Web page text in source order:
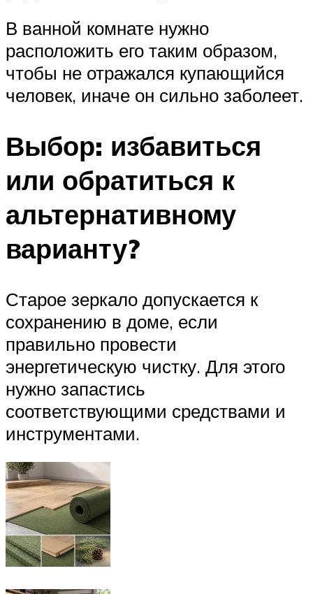
В ванной комнате нужно
расположить его таким образом,
чтобы не отражался купающийся
человек, иначе он сильно заболеет.
Выбор: избавиться
или обратиться к
альтернативному
варианту?
Старое зеркало допускается к
сохранению в доме, если
правильно провести
энергетическую чистку. Для этого
нужно запастись
соответствующими средствами и
инструментами.